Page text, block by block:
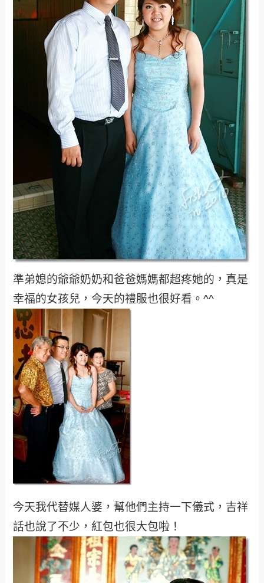
準弟媳的爺爺奶奶和爸爸媽媽都超疼她的，真是
幸福的女孩兒，今天的禮服也很好看。^^
今天我代替媒人婆，幫他們主持一下儀式，吉祥
話也說了不少，紅包也很大包啦！